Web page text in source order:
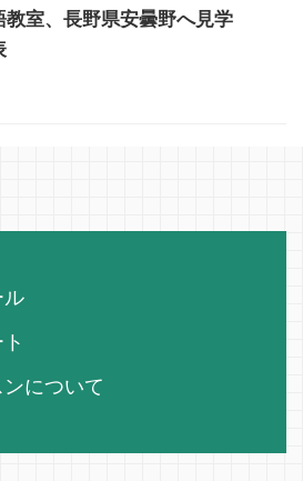
教室、長野県安曇野へ見学
ル
について